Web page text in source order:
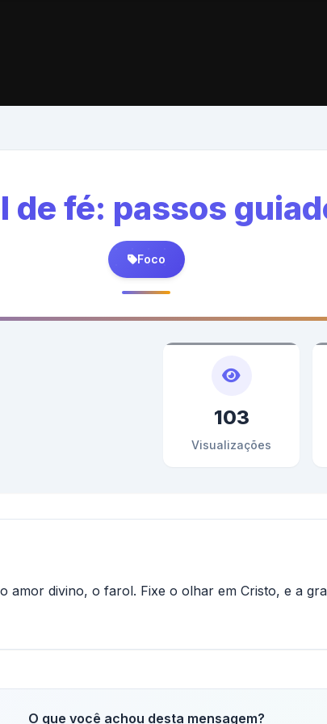
de fé: passos
Foco
103
Visualizações
amor divino, o farol. Fixe o olhar em Cristo, e a
O que você achou desta mensagem?